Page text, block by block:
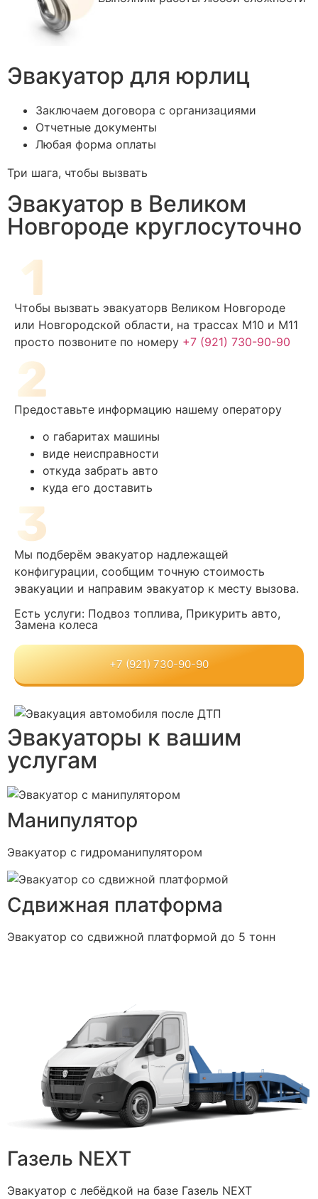
Эвакуатор для юрлиц
Заключаем договора с организациями
Отчетные документы
Любая форма оплаты
Три шага, чтобы вызвать
Эвакуатор в Великом
Новгороде круглосуточно
Чтобы вызвать эвакуаторв Великом Новгороде
или Новгородской области, на трассах М10 и М11
просто позвоните по номеру +7 (921) 730-90-90
Предоставьте информацию нашему оператору
о габаритах машины
виде неисправности
откуда забрать авто
куда его доставить
Мы подберём эвакуатор надлежащей
конфигурации, сообщим точную стоимость
эвакуации и направим эвакуатор к месту вызова.
Есть услуги: Подвоз топлива, Прикурить авто,
Замена колеса
+7 (921) 730-90-90
Эвакуаторы к вашим
услугам
Манипулятор
Эвакуатор с гидроманипулятором
Сдвижная платформа
Эвакуатор со сдвижной платформой до 5 тонн
Газель NEXT
Эвакуатор с лебёдкой на базе Газель NEXT